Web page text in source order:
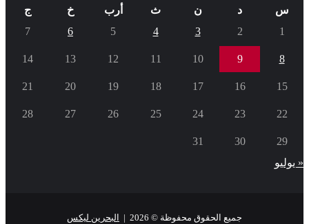
س د ن ث أرب خ
ج
1
2
3
4
5
6
7
8
9
10
11
12
13
14
15
16
17
18
19
20
21
22
23
24
25
26
27
28
29
30
31
« يوليو
جميع الحقوق محفوظة © 2026 | البحرين ليكس